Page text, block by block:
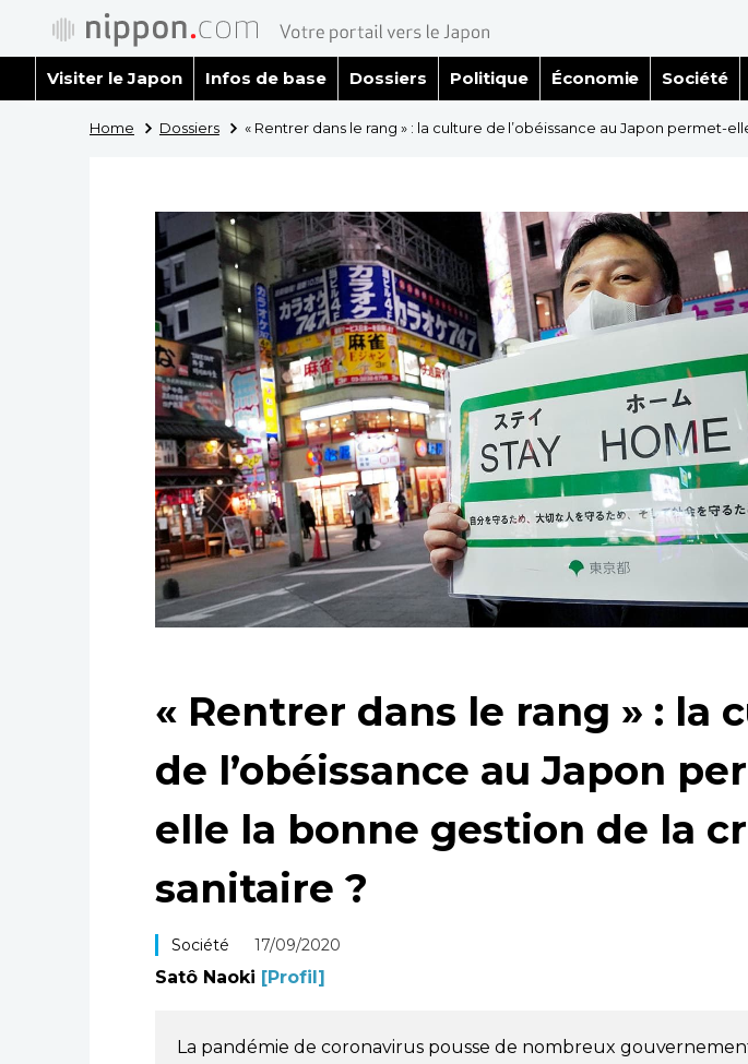
Visiter le Japon Infos de base Dossiers Politique Économie Société
Home Dossiers « Rentrer dans le rang » : la culture de l’obéissance au Japon permet-
« Rentrer dans le rang » : la
de l’obéissance au Japon
elle la bonne gestion de la
sanitaire ?
Société 17/09/2020
Satô Naoki [Profil]
La pandémie de coronavirus pousse de nombreux